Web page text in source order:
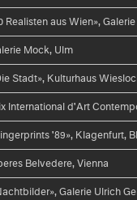
Realisten aus Wien»,
Mock, Ulm
Stadt», Kulturhaus
International d'Art
'89», Klagenfurt,
Belvedere, Vienna
Galerie Ulrich